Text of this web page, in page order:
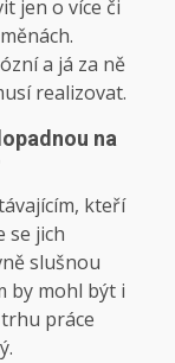
jen o více či
a já za ně
realizovat.
na
kteří
se jich
slušnou
by mohl být i
práce